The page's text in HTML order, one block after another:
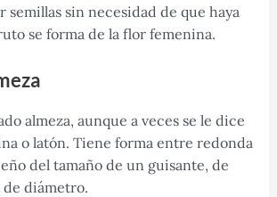
sin necesidad de que haya
se forma de la flor femenina.
almeza, aunque a veces se le dice
o latón. Tiene forma entre redonda
del tamaño de un guisante, de
de diámetro.